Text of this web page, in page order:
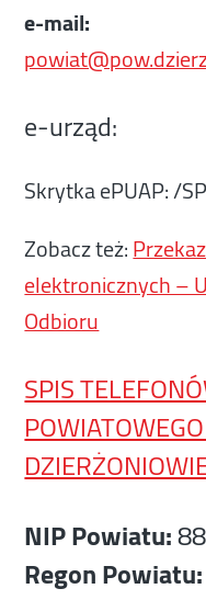
e-mail:
e-urząd:
Skrytka ePUAP: /
Zobacz też:
elektronicznych –
Odbioru
SPIS
NIP Powiatu:
Regon